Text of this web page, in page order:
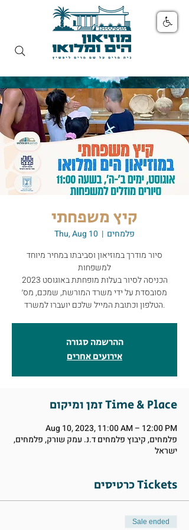
קיץ משפחתי
Thu, Aug 10
  |
פלמחים
סיור מודרך במוזיאון וסביבתו במחיר מיוחד
למשפחות
הכניסה לסיור בעלות מופחתת באוגוסט 2023
מסובסדת על ידי משרד המורשת, שמכם, מס׳
ההרשמה סגורה
אירועים אחרים
זמן ומיקום Time & Place
Aug 10, 2023, 11:00 AM – 12:00 PM
פלמחים, קיבוץ פלמחים ד.נ. עמק שורק, פלמחים,
ישראל
כרטיסים Tickets
Sale ended